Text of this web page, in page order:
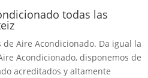
todas las
Aire Acondicionado. Da igual la
Acondicionado, disponemos de
acreditados y altamente